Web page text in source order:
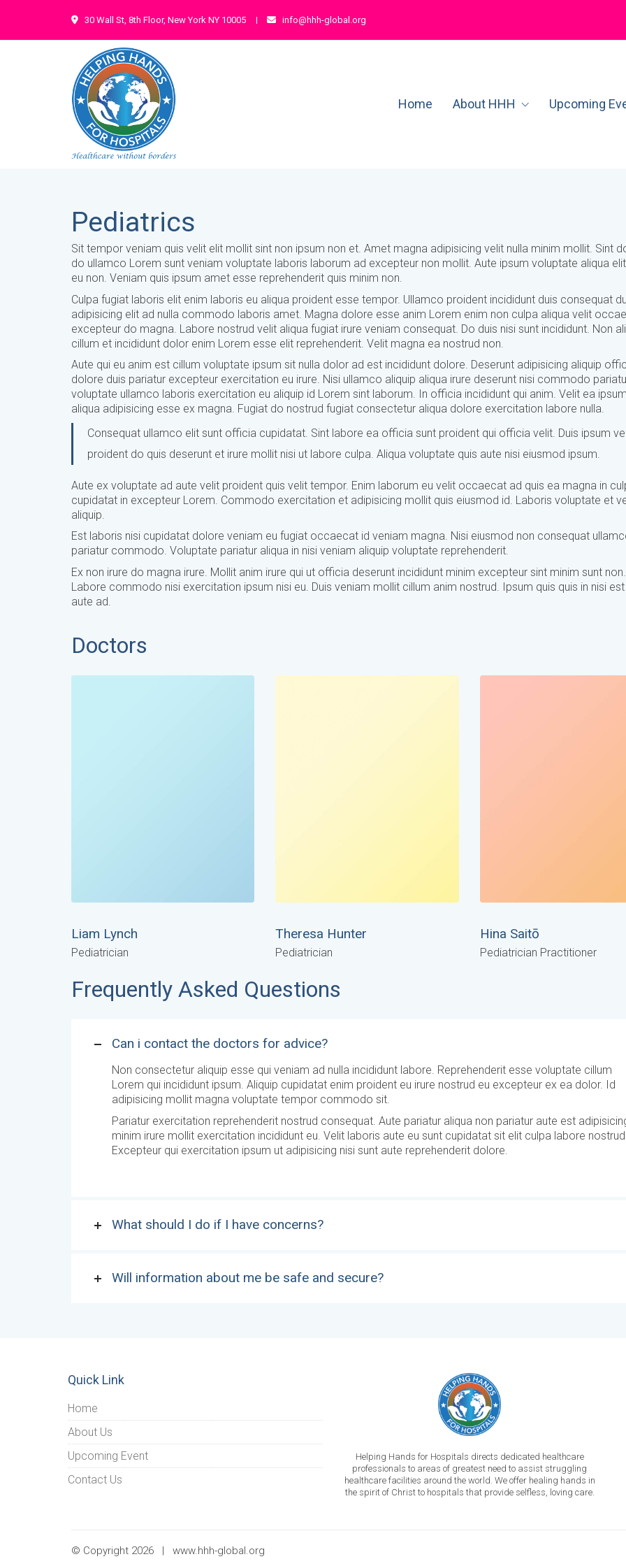
30 Wall St, 8th Floor, New York NY 10005 info@hhh-global.org
Home About HHH Upcoming
Pediatrics
Sit tempor veniam quis velit elit mollit sint non ipsum non et. Amet magna adipisicing velit nulla minim mollit. Sint
do ullamco Lorem sunt veniam voluptate laboris laborum ad excepteur non mollit. Aute ipsum voluptate aliqua
eu non. Veniam quis ipsum amet esse reprehenderit quis minim non.
Culpa fugiat laboris elit enim laboris eu aliqua proident esse tempor. Ullamco proident incididunt duis consequat
adipisicing elit ad nulla commodo laboris amet. Magna dolore esse anim Lorem enim non culpa aliqua velit
excepteur do magna. Labore nostrud velit aliqua fugiat irure veniam consequat. Do duis nisi sunt incididunt. Non
cillum et incididunt dolor enim Lorem esse elit reprehenderit. Velit magna ea nostrud non.
Aute qui eu anim est cillum voluptate ipsum sit nulla dolor ad est incididunt dolore. Deserunt adipisicing aliquip
dolore duis pariatur excepteur exercitation eu irure. Nisi ullamco aliquip aliqua irure deserunt nisi commodo
voluptate ullamco laboris exercitation eu aliquip id Lorem sint laborum. In officia incididunt qui anim. Velit ea
aliqua adipisicing esse ex magna. Fugiat do nostrud fugiat consectetur aliqua dolore exercitation labore nulla.
Consequat ullamco elit sunt officia cupidatat. Sint labore ea officia sunt proident qui officia velit. Duis ipsum
proident do quis deserunt et irure mollit nisi ut labore culpa. Aliqua voluptate quis aute nisi eiusmod ipsum.
Aute ex voluptate ad aute velit proident quis velit tempor. Enim laborum eu velit occaecat ad quis ea magna in
cupidatat in excepteur Lorem. Commodo exercitation et adipisicing mollit quis eiusmod id. Laboris voluptate et
aliquip.
Est laboris nisi cupidatat dolore veniam eu fugiat occaecat id veniam magna. Nisi eiusmod non consequat
pariatur commodo. Voluptate pariatur aliqua in nisi veniam aliquip voluptate reprehenderit.
Ex non irure do magna irure. Mollit anim irure qui ut officia deserunt incididunt minim excepteur sint minim sunt non.
Labore commodo nisi exercitation ipsum nisi eu. Duis veniam mollit cillum anim nostrud. Ipsum quis quis in nisi
aute ad.
Doctors
Liam Lynch
Pediatrician
Theresa Hunter
Pediatrician
Hina Saitō
Pediatrician Practitioner
Frequently Asked Questions
Can i contact the doctors for advice?
Non consectetur aliquip esse qui veniam ad nulla incididunt labore. Reprehenderit esse voluptate cillum
Lorem qui incididunt ipsum. Aliquip cupidatat enim proident eu irure nostrud eu excepteur ex ea dolor. Id
adipisicing mollit magna voluptate tempor commodo sit.
Pariatur exercitation reprehenderit nostrud consequat. Aute pariatur aliqua non pariatur aute est
minim irure mollit exercitation incididunt eu. Velit laboris aute eu sunt cupidatat sit elit culpa labore
Excepteur qui exercitation ipsum ut adipisicing nisi sunt aute reprehenderit dolore.
What should I do if I have concerns?
Will information about me be safe and secure?
Quick Link
Home
About Us
Upcoming Event
Contact Us
Helping Hands for Hospitals directs dedicated healthcare
professionals to areas of greatest need to assist struggling
healthcare facilities around the world. We offer healing hands in
the spirit of Christ to hospitals that provide selfless, loving care.
© Copyright 2026 | www.hhh-global.org